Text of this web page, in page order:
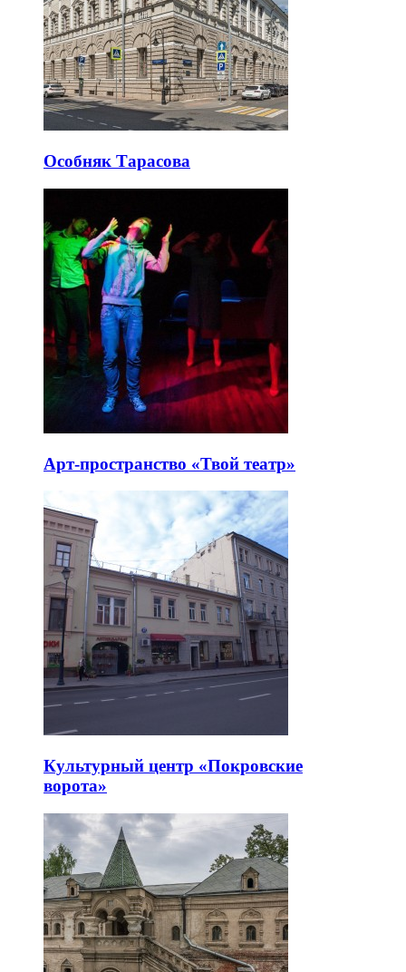
Особняк Тарасова
Арт-пространство «Твой театр»
Культурный центр «Покровские
ворота»